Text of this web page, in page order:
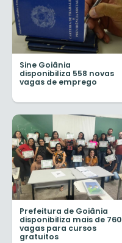
Sine Goiânia
disponibiliza 558 novas
vagas de emprego
Prefeitura de Goiânia
disponibiliza mais de 760
vagas para cursos
gratuitos